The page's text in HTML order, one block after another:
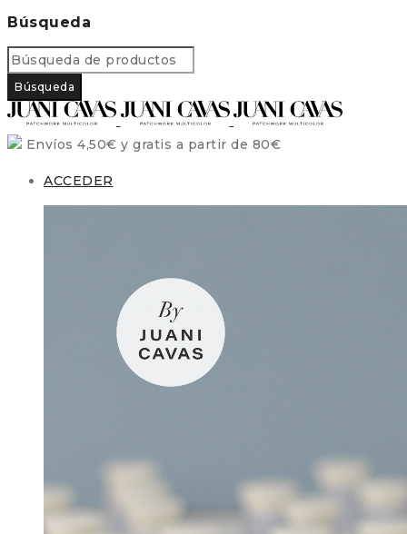
Búsqueda
Envíos 4,50€ y gratis a partir de 80€
ACCEDER